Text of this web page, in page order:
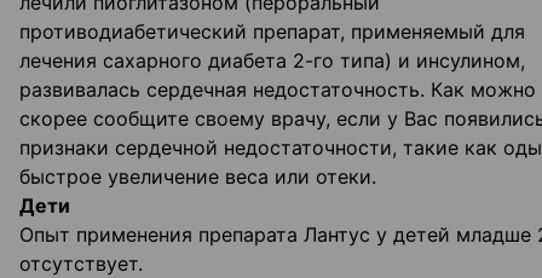
противодиабетический препарат, применяемый для
лечения сахарного диабета 2-го типа) и инсулином,
развивалась сердечная недостаточность. Как можно
скорее сообщите своему врачу, если у Вас
признаки сердечной недостаточности, такие как
быстрое увеличение веса или отеки.
Дети
Опыт применения препарата Лантус у детей младше
отсутствует.